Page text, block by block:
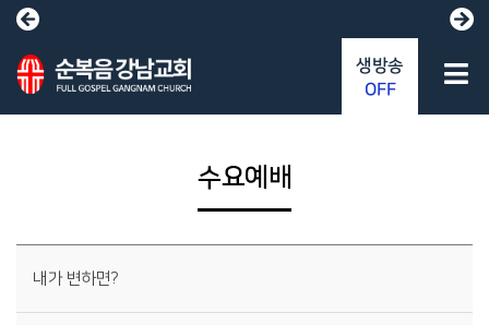
생방송
OFF
수요예배
내가 변하면?